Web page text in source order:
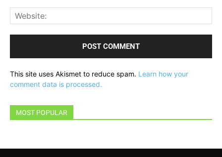
This site uses Akismet to reduce spam. Learn how your
comment data is processed.
MOST POPULAR